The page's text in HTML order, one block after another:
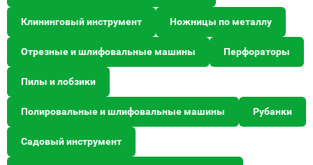
Клининговый инструмент Ножницы по металлу
Отрезные и шлифовальные машины Перфораторы
Пилы и лобзики
Полировальные и шлифовальные машины Рубанки
Садовый инструмент